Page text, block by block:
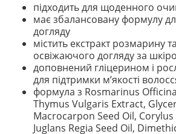
підходить для щоденного
має збалансовану формулу
догляду
містить екстракт розмарину
освіжаючого догляду за
доповнений гліцерином і
для підтримки м’якості
формула з Rosmarinus
Thymus Vulgaris Extract,
Macrocarpon Seed Oil, Corylus
Juglans Regia Seed Oil,